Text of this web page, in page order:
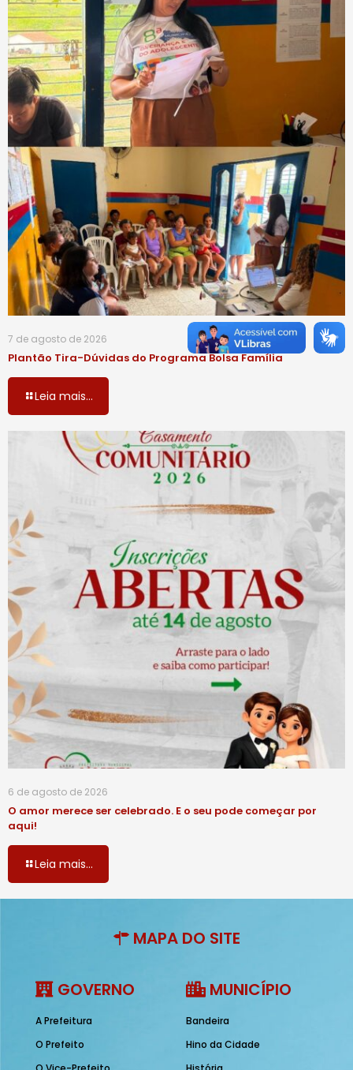
7 de agosto de 2026
Plantão Tira-Dúvidas do Programa Bolsa Família
Leia mais...
6 de agosto de 2026
O amor merece ser celebrado. E o seu pode começar por
aqui!
Leia mais...
MAPA DO SITE
GOVERNO
A Prefeitura
O Prefeito
MUNICÍPIO
Bandeira
Hino da Cidade